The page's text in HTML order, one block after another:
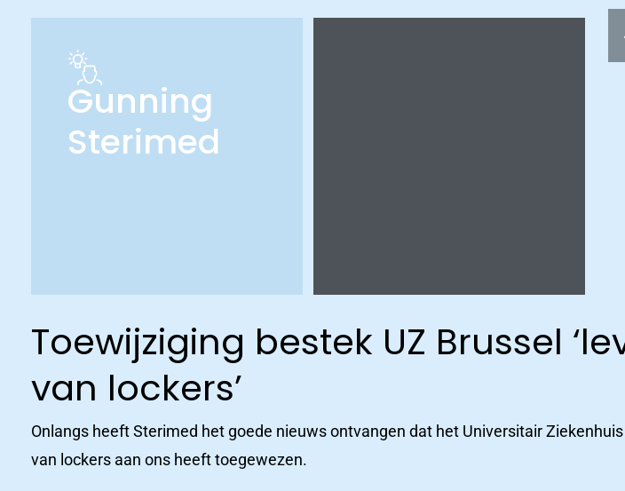
Gunning
Sterimed
Toewijziging bestek UZ Brussel
van lockers’
Onlangs heeft Sterimed het goede nieuws ontvangen dat het Universitair
van lockers aan ons heeft toegewezen.